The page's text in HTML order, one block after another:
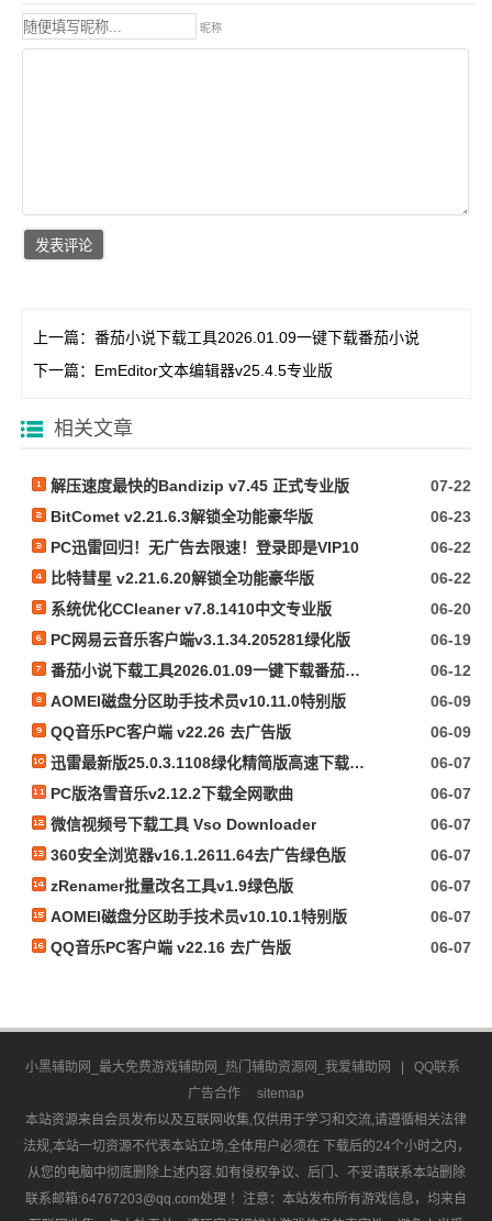
昵称
上一篇： 番茄小说下载工具2026.01.09一键下载番茄小说
下一篇： EmEditor文本编辑器v25.4.5专业版
相关文章
解压速度最快的Bandizip v7.45 正式专业版
07-22
BitComet v2.21.6.3解锁全功能豪华版
06-23
PC迅雷回归！无广告去限速！登录即是VIP10
06-22
比特彗星 v2.21.6.20解锁全功能豪华版
06-22
系统优化CCleaner v7.8.1410中文专业版
06-20
PC网易云音乐客户端v3.1.34.205281绿化版
06-19
番茄小说下载工具2026.01.09一键下载番茄小说
06-12
AOMEI磁盘分区助手技术员v10.11.0特别版
06-09
QQ音乐PC客户端 v22.26 去广告版
06-09
迅雷最新版25.0.3.1108绿化精简版高速下载资源磁力下载
06-07
PC版洛雪音乐v2.12.2下载全网歌曲
06-07
微信视频号下载工具 Vso Downloader
06-07
360安全浏览器v16.1.2611.64去广告绿色版
06-07
zRenamer批量改名工具v1.9绿色版
06-07
AOMEI磁盘分区助手技术员v10.10.1特别版
06-07
QQ音乐PC客户端 v22.16 去广告版
06-07
小黑辅助网_最大免费游戏辅助网_热门辅助资源网_我爱辅助网
QQ联系
广告合作
sitemap
本站资源来自会员发布以及互联网收集,仅供用于学习和交流,请遵循相关法律
法规,本站一切资源不代表本站立场,全体用户必须在 下载后的24个小时之内，
从您的电脑中彻底删除上述内容.如有侵权争议、后门、不妥请联系本站删除
联系邮箱:64767203@qq.com处理 ！注意：本站发布所有游戏信息，均来自